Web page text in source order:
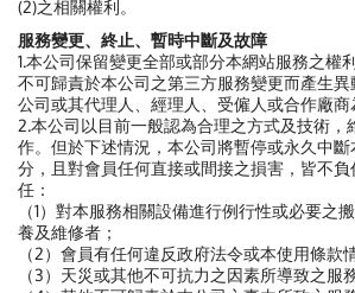
(2)之相關權利。
服務變更、終止、暫時中斷及故障
1.本公司保留變更全部或部分本網站服務之權
不可歸責於本公司之第三方服務變更而產生
公司或其代理人、經理人、受僱人或合作廠商
2.本公司以目前一般認為合理之方式及技術，
作。但於下述情況，本公司將暫停或永久中
分，且對會員任何直接或間接之損害，皆不
任：
（1）對本服務相關設備進行例行性或必要之
養及維修者；
（2）會員有任何違反政府法令或本使用條款
（3）天災或其他不可抗力之因素所導致之服